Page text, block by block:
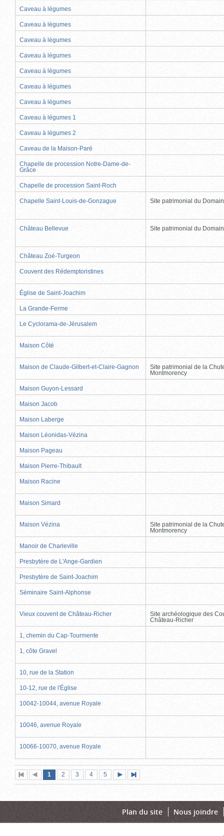
Caveau à légumes
Caveau à légumes
Caveau à légumes
Caveau à légumes
Caveau à légumes
Caveau à légumes
Caveau à légumes
Caveau à légumes 1
Caveau à légumes 2
Caveau de la Maison-Paré
Chapelle de procession Notre-Dame-de-
Grâce
Chapelle de procession Saint-Roch
Chapelle Saint-Louis-de-Gonzague Site patrimonial du
Château Bellevue Site patrimonial du
Château Zoé-Turgeon
Couvent des Rédemptoristines
Église de Saint-Joachim
La Grande-Ferme
Le Cyclorama-de-Jérusalem
Maison Côté
Maison de Claude-Gilbert-et-Claire-Gagnon
Site patrimonial de la
Montmorency
Maison Guyon-Lessard
Maison Jacob
Maison Laberge
Maison Léonidas-Vézina
Maison Pageau
Maison Pierre-Thibault
Maison Racine
Maison Simard
Maison Vézina
Site patrimonial de la
Montmorency
Manoir de Charleville
Presbytère de L'Ange-Gardien
Presbytère de Saint-Joachim
Séminaire Saint-Alphonse
Vieux couvent de Château-Richer
Site archéologique des
Château-Richer
1, chemin du Cap-Tourmente
1, côte Gravel
10, rue de la Station
10-12, rue de l'Église
10042-10044, avenue Royale
10046, avenue Royale
10066-10070, avenue Royale
Première
page
Page
précédente
Page
1 (page
actuelle)
Page
2 Page
3 Page
4 Page
5
suivante
page
Plan du site Nous joindre